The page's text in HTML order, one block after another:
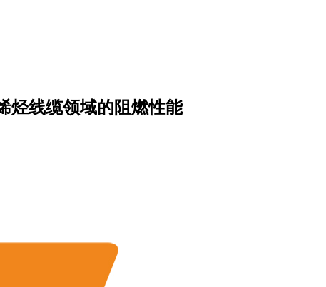
烃线缆领域的阻燃性能